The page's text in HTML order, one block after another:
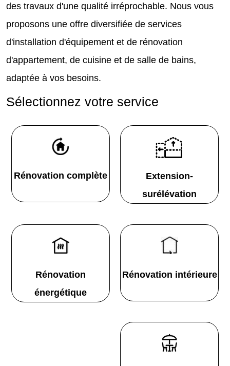
des travaux d'une qualité irréprochable. Nous vous
proposons une offre diversifiée de services
d'installation d'équipement et de rénovation
d'appartement, de cuisine et de salle de bains,
adaptée à vos besoins.
Sélectionnez votre service
Rénovation complète
Extension-
surélévation
Rénovation
énergétique
Rénovation intérieure